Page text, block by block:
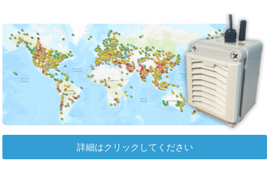
詳細はクリックしてください